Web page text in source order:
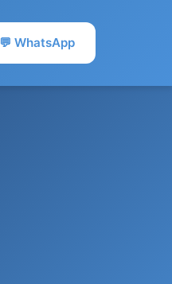
💬 WhatsApp